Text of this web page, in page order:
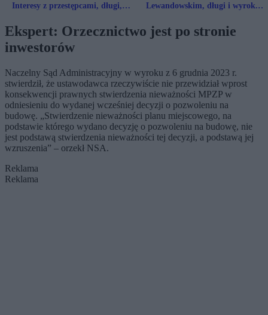
Interesy z przestępcami, długi,
Lewandowskim, długi i wyrok.
Ekspert: Orzecznictwo jest po stronie
inwestorów
Naczelny Sąd Administracyjny w wyroku z 6 grudnia 2023 r.
stwierdził, że ustawodawca rzeczywiście nie przewidział wprost
konsekwencji prawnych stwierdzenia nieważności MPZP w
odniesieniu do wydanej wcześniej decyzji o pozwoleniu na
budowę. „Stwierdzenie nieważności planu miejscowego, na
podstawie którego wydano decyzję o pozwoleniu na budowę, nie
jest podstawą stwierdzenia nieważności tej decyzji, a podstawą jej
wzruszenia” – orzekł NSA.
Reklama
Reklama